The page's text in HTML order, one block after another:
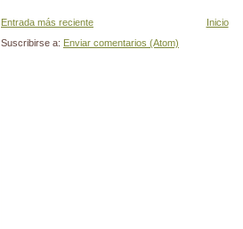
Entrada más reciente
Inicio
Suscribirse a: Enviar comentarios (Atom)